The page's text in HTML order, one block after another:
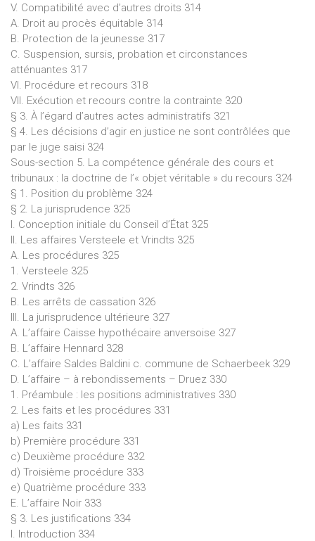
V. Compatibilité avec d’autres droits 314
A. Droit au procès équitable 314
B. Protection de la jeunesse 317
C. Suspension, sursis, probation et circonstances
atténuantes 317
VI. Procédure et recours 318
VII. Exécution et recours contre la contrainte 320
§ 3. À l’égard d’autres actes administratifs 321
§ 4. Les décisions d’agir en justice ne sont contrôlées que
par le juge saisi 324
Sous-section 5. La compétence générale des cours et
tribunaux : la doctrine de l’« objet véritable » du recours 324
§ 1. Position du problème 324
§ 2. La jurisprudence 325
I. Conception initiale du Conseil d’État 325
II. Les affaires Versteele et Vrindts 325
A. Les procédures 325
1. Versteele 325
2. Vrindts 326
B. Les arrêts de cassation 326
III. La jurisprudence ultérieure 327
A. L’affaire Caisse hypothécaire anversoise 327
B. L’affaire Hennard 328
C. L’affaire Saldes Baldini c. commune de Schaerbeek 329
D. L’affaire – à rebondissements – Druez 330
1. Préambule : les positions administratives 330
2. Les faits et les procédures 331
a) Les faits 331
b) Première procédure 331
c) Deuxième procédure 332
d) Troisième procédure 333
e) Quatrième procédure 333
E. L’affaire Noir 333
§ 3. Les justifications 334
I. Introduction 334